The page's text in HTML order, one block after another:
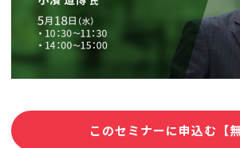
このセミナーに申込む【無